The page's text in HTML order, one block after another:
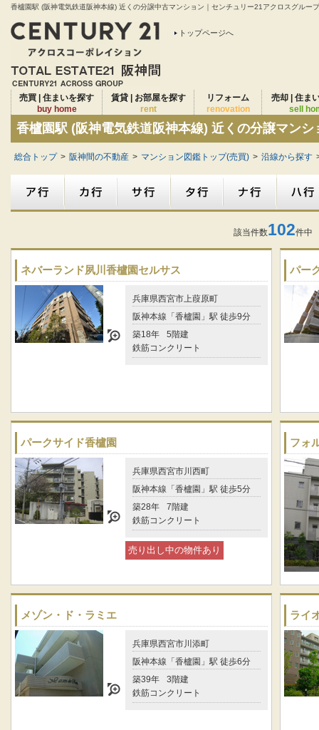
香櫨園駅 (阪神電気鉄道阪神本線) 近くの分譲中古マンション｜センチュリー21アクロスグルー
トップページへ
売買 | 住まいを探す
buy home
賃貸 | お部屋を探す
rent
リフォーム
renovation
売却 | 住ま
sell
香櫨園駅 (阪神電気鉄道阪神本線) 近くの分譲マンシ
総合トップ > 阪神間の不動産 > マンション図鑑トップ(売買) > 沿線から探す
該当件数102件中
ネバーランド夙川香櫨園セルサス
兵庫県西宮市上葭原町
阪神本線「香櫨園」駅 徒歩9分
築18年
5階建
鉄筋コンクリート
パー
パークサイド香櫨園
兵庫県西宮市川西町
阪神本線「香櫨園」駅 徒歩5分
築28年
7階建
鉄筋コンクリート
売り出し中の物件あり
フォ
メゾン・ド・ラミエ
兵庫県西宮市川添町
阪神本線「香櫨園」駅 徒歩6分
築39年
3階建
鉄筋コンクリート
ライ